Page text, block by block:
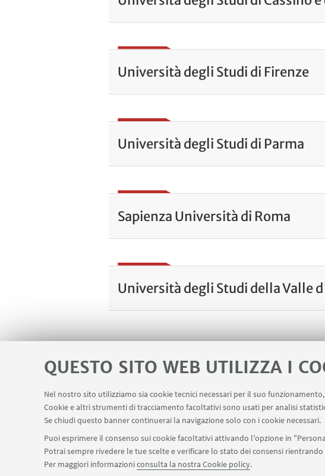
QUESTO SITO WEB UTILIZZA I
Nel nostro sito utilizziamo sia cookie tecnici necessari per il suo
Cookie e altri strumenti di tracciamento facoltativi sono usati per analisi
Se chiudi questo banner continuerai la navigazione solo con i cookie necessari.
Puoi esprimere il consenso sui cookie facoltativi attivando l'opzione in
Potrai sempre rivedere le tue scelte e verificare lo stato dei consensi
Per maggiori informazioniconsulta la nostra Cookie policy.
Università degli Studi di Firenze
Università degli Studi di Parma
Sapienza Università di Roma
Università degli Studi della Valle
Partnership